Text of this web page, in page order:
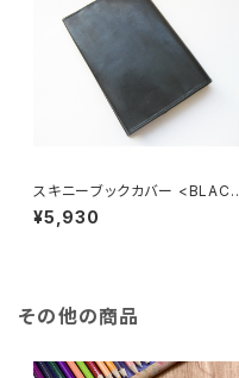
スキニーブックカバー <BLACK
>文庫本サイズ
¥5,930
その他の商品